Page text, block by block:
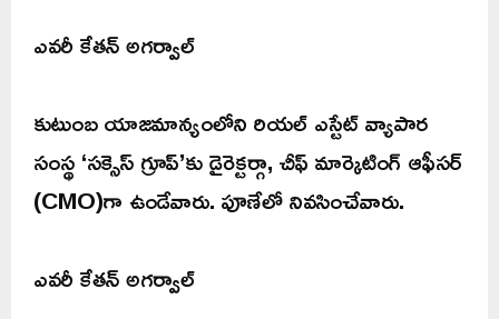
ఎవరీ కేతన్ అగర్వాల్
కుటుంబ యాజమాన్యంలోని రియల్ ఎస్టేట్ వ్యాపార
సంస్థ ‘సక్సెస్ గ్రూప్’కు డైరెక్టర్గా, చీఫ్ మార్కెటింగ్ ఆఫీసర్
(CMO)గా ఉండేవారు. పూణేలో నివసించేవారు.
ఎవరీ కేతన్ అగర్వాల్